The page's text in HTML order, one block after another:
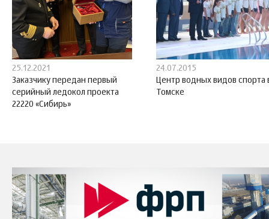
25.12.2021
Заказчику передан первый
серийный ледокол проекта
22220 «Сибирь»
24.07.2015
Центр водных видов спорта
Томске